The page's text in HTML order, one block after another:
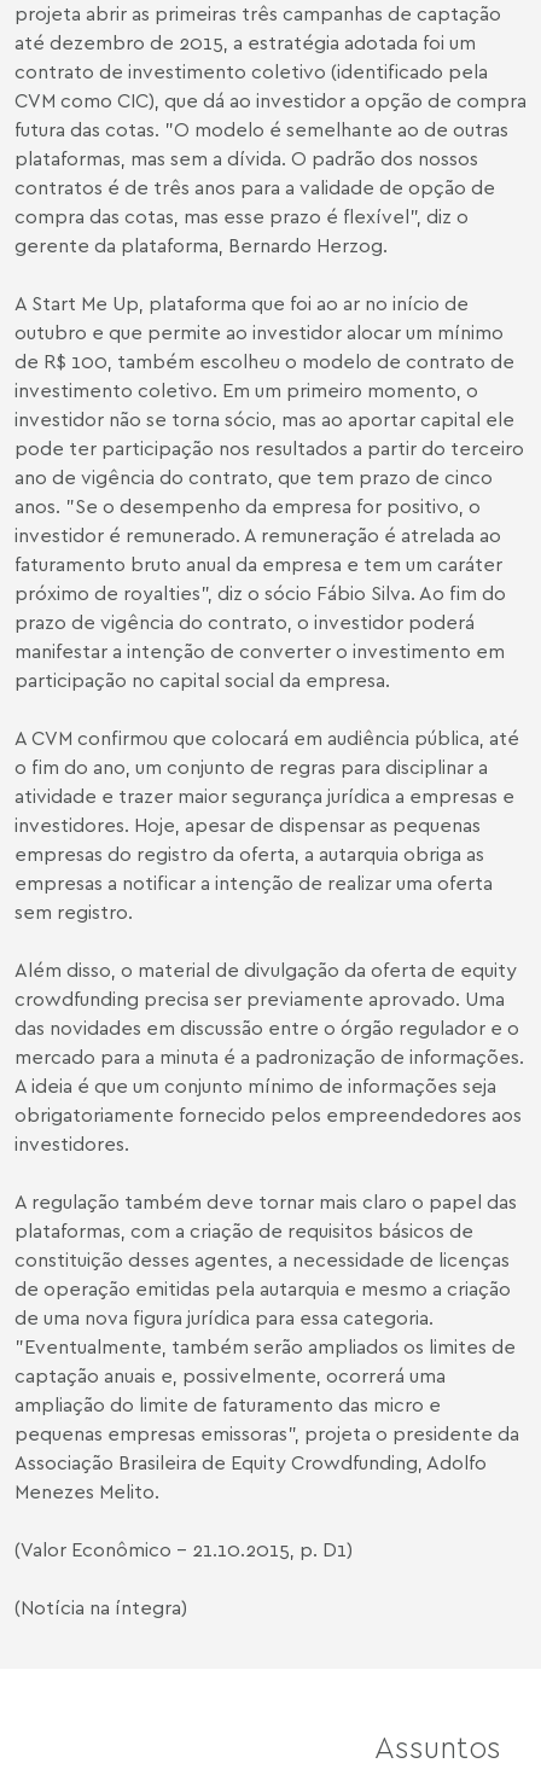
projeta abrir as primeiras três campanhas de captação
até dezembro de 2015, a estratégia adotada foi um
contrato de investimento coletivo (identificado pela
CVM como CIC), que dá ao investidor a opção de compra
futura das cotas. "O modelo é semelhante ao de outras
plataformas, mas sem a dívida. O padrão dos nossos
contratos é de três anos para a validade de opção de
compra das cotas, mas esse prazo é flexível", diz o
gerente da plataforma, Bernardo Herzog.
A Start Me Up, plataforma que foi ao ar no início de
outubro e que permite ao investidor alocar um mínimo
de R$ 100, também escolheu o modelo de contrato de
investimento coletivo. Em um primeiro momento, o
investidor não se torna sócio, mas ao aportar capital ele
pode ter participação nos resultados a partir do terceiro
ano de vigência do contrato, que tem prazo de cinco
anos. "Se o desempenho da empresa for positivo, o
investidor é remunerado. A remuneração é atrelada ao
faturamento bruto anual da empresa e tem um caráter
próximo de royalties", diz o sócio Fábio Silva. Ao fim do
prazo de vigência do contrato, o investidor poderá
manifestar a intenção de converter o investimento em
participação no capital social da empresa.
A CVM confirmou que colocará em audiência pública, até
o fim do ano, um conjunto de regras para disciplinar a
atividade e trazer maior segurança jurídica a empresas e
investidores. Hoje, apesar de dispensar as pequenas
empresas do registro da oferta, a autarquia obriga as
empresas a notificar a intenção de realizar uma oferta
sem registro.
Além disso, o material de divulgação da oferta de equity
crowdfunding precisa ser previamente aprovado. Uma
das novidades em discussão entre o órgão regulador e o
mercado para a minuta é a padronização de informações.
A ideia é que um conjunto mínimo de informações seja
obrigatoriamente fornecido pelos empreendedores aos
investidores.
A regulação também deve tornar mais claro o papel das
plataformas, com a criação de requisitos básicos de
constituição desses agentes, a necessidade de licenças
de operação emitidas pela autarquia e mesmo a criação
de uma nova figura jurídica para essa categoria.
"Eventualmente, também serão ampliados os limites de
captação anuais e, possivelmente, ocorrerá uma
ampliação do limite de faturamento das micro e
pequenas empresas emissoras", projeta o presidente da
Associação Brasileira de Equity Crowdfunding, Adolfo
Menezes Melito.
(Valor Econômico - 21.10.2015, p. D1)
(Notícia na íntegra)
Assuntos